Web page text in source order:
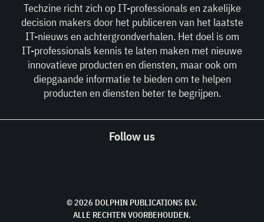
Techzine richt zich op IT-professionals en zakelijke
decision makers door het publiceren van het laatste
IT-nieuws en achtergrondverhalen. Het doel is om
IT-professionals kennis te laten maken met nieuwe
innovatieve producten en diensten, maar ook om
diepgaande informatie te bieden om te helpen
producten en diensten beter te begrijpen.
Follow us
© 2026 DOLPHIN PUBLICATIONS B.V.
ALLE RECHTEN VOORBEHOUDEN.